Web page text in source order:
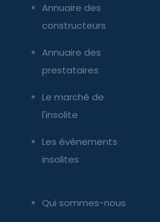
Annuaire des
constructeurs
Annuaire des
prestataires
Le marché de
l'insolite
Les événements
insolites
Qui sommes-nous